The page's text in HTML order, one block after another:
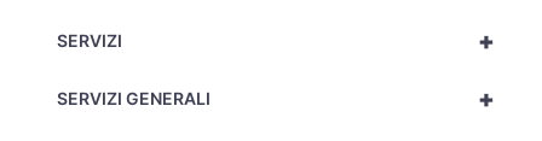
+
SERVIZI
+
SERVIZI GENERALI